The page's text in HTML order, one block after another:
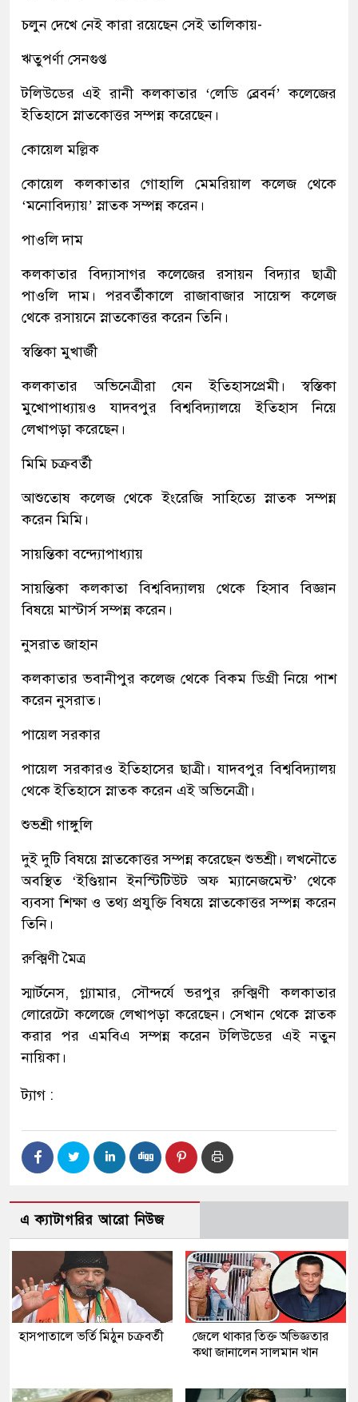
চলুন দেখে নেই কারা রয়েছেন সেই তালিকায়-
ঋতুপর্ণা সেনগুপ্ত
টলিউডের এই রানী কলকাতার ‘লেডি ব্রেবর্ন’ কলেজের
ইতিহাসে স্নাতকোত্তর সম্পন্ন করেছেন।
কোয়েল মল্লিক
কোয়েল কলকাতার গোহালি মেমরিয়াল কলেজ থেকে
‘মনোবিদ্যায়’ স্নাতক সম্পন্ন করেন।
পাওলি দাম
কলকাতার বিদ্যাসাগর কলেজের রসায়ন বিদ্যার ছাত্রী
পাওলি দাম। পরবর্তীকালে রাজাবাজার সায়েন্স কলেজ
থেকে রসায়নে স্নাতকোত্তর করেন তিনি।
স্বস্তিকা মুখার্জী
কলকাতার অভিনেত্রীরা যেন ইতিহাসপ্রেমী। স্বস্তিকা
মুখোপাধ্যায়ও যাদবপুর বিশ্ববিদ্যালয়ে ইতিহাস নিয়ে
লেখাপড়া করেছেন।
মিমি চক্রবর্তী
আশুতোষ কলেজ থেকে ইংরেজি সাহিত্যে স্নাতক সম্পন্ন
করেন মিমি।
সায়ন্তিকা বন্দ্যোপাধ্যায়
সায়ন্তিকা কলকাতা বিশ্ববিদ্যালয় থেকে হিসাব বিজ্ঞান
বিষয়ে মাস্টার্স সম্পন্ন করেন।
নুসরাত জাহান
কলকাতার ভবানীপুর কলেজ থেকে বিকম ডিগ্রী নিয়ে পাশ
করেন নুসরাত।
পায়েল সরকার
পায়েল সরকারও ইতিহাসের ছাত্রী। যাদবপুর বিশ্ববিদ্যালয়
থেকে ইতিহাসে স্নাতক করেন এই অভিনেত্রী।
শুভশ্রী গাঙ্গুলি
দুই দুটি বিষয়ে স্নাতকোত্তর সম্পন্ন করেছেন শুভশ্রী। লখনৌতে
অবস্থিত ‘ইণ্ডিয়ান ইনস্টিটিউট অফ ম্যানেজমেন্ট’ থেকে
ব্যবসা শিক্ষা ও তথ্য প্রযুক্তি বিষয়ে স্নাতকোত্তর সম্পন্ন করেন
তিনি।
রুক্মিণী মৈত্র
স্মার্টনেস, গ্ল্যামার, সৌন্দর্যে ভরপুর রুক্মিণী কলকাতার
লোরেটো কলেজে লেখাপড়া করেছেন। সেখান থেকে স্নাতক
করার পর এমবিএ সম্পন্ন করেন টলিউডের এই নতুন
নায়িকা।
ট্যাগ :
এ ক্যাটাগরির আরো নিউজ
হাসপাতালে ভর্তি মিঠুন চক্রবর্তী
জেলে থাকার তিক্ত অভিজ্ঞতার
কথা জানালেন সালমান খান